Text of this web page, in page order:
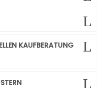
KAUFBERATUNG